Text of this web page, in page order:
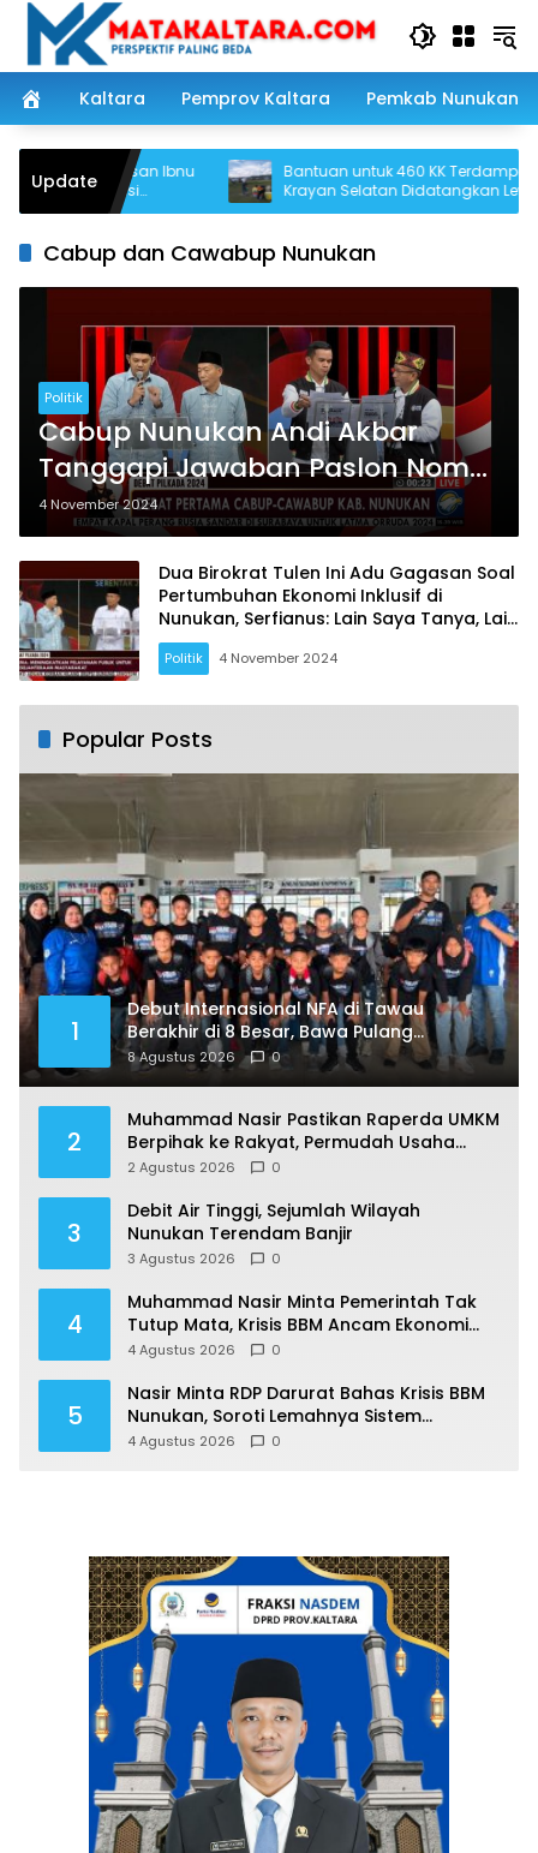
Langsung
konten
Kaltara
Pemprov Kaltara Pemkab Nunukan
Update
Yayasan Ibnu
Adaptasi
Bantuan untuk 460 KK Terdampak di
Krayan Selatan Didatangkan Lewat
Udara
Cabup dan Cawabup Nunukan
Politik
Cabup Nunukan Andi Akbar
Tanggapi Jawaban Paslon Nomor
Urut 3 Soal Cara Kendalikan
Inflasi: Mungkin Belum Tahu
Definisinya
4 November 2024
Dua Birokrat Tulen Ini Adu Gagasan Soal
Pertumbuhan Ekonomi Inklusif di
Nunukan, Serfianus: Lain Saya Tanya, Lain
Dijawab
Politik 4 November 2024
Popular Posts
1
Debut Internasional NFA di Tawau
Berakhir di 8 Besar, Bawa Pulang
Pengalaman Berharga
8 Agustus 2026 0
2
Muhammad Nasir Pastikan Raperda UMKM
Berpihak ke Rakyat, Permudah Usaha
hingga Perluas Pasar
2 Agustus 2026 0
3
Debit Air Tinggi, Sejumlah Wilayah
Nunukan Terendam Banjir
3 Agustus 2026 0
4
Muhammad Nasir Minta Pemerintah Tak
Tutup Mata, Krisis BBM Ancam Ekonomi
Masyarakat Nunukan
4 Agustus 2026 0
5
Nasir Minta RDP Darurat Bahas Krisis BBM
Nunukan, Soroti Lemahnya Sistem
Distribusi
4 Agustus 2026 0